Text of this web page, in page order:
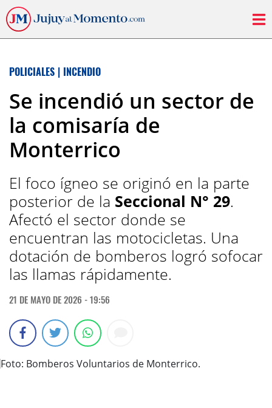
POLICIALES | INCENDIO
Se incendió un sector de
la comisaría de
Monterrico
El foco ígneo se originó en la parte
posterior de la Seccional N° 29.
Afectó el sector donde se
encuentran las motocicletas. Una
dotación de bomberos logró sofocar
las llamas rápidamente.
21 DE MAYO DE 2026 - 19:56